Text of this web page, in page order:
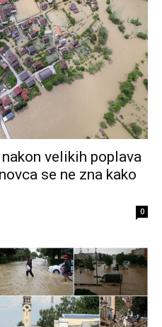
velikih poplava
se ne zna kako
0